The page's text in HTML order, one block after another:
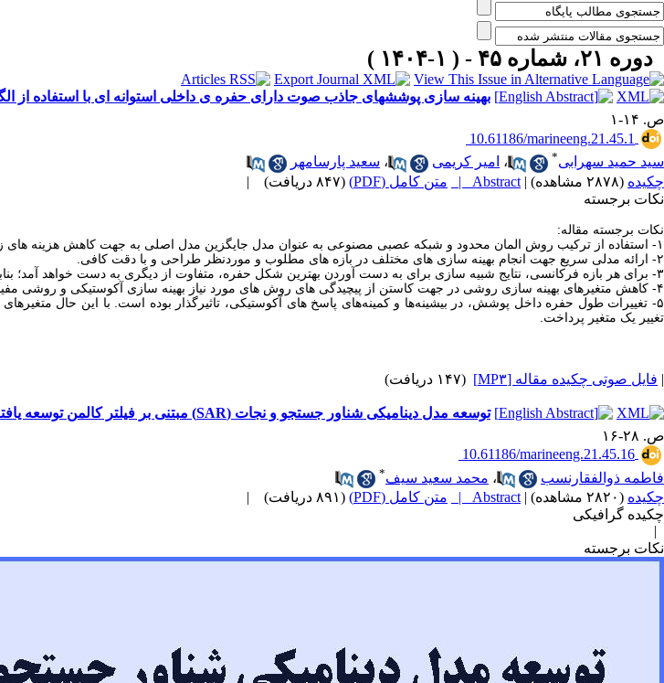
دوره ۲۱، شماره ۴۵ - ( ۱-۱۴۰۴ )
بهینه سازی پوششهای جاذب صوت دارای حفره ی داخلی استوانه ای با استفاده از
ص. ۱۴-۱
‎ 10.61186/marineeng.21.45.1
سید حمید سهرابی* ، امیر کریمی ، سعید پارسامهر
چکیده (۲۸۷۸ مشاهده) |
Abstract | متن کامل (PDF) (۸۴۷ دریافت)
|
نکات برجسته
نکات برجسته مقاله:
۱- استفاده از ترکیب روش المان محدود و شبکه عصبی مصنوعی به عنوان مدل جایگزین مدل اصلی به جهت کاهش هزینه ­های زمانی و محاسباتی با حفظ دقت لازم.
۲- ارائه مدلی سریع جهت انجام بهینه ­سازی­ های مختلف در بازه­ های مطلوب و موردنظر طراحی و با دقت کافی.
۳- برای هر بازه فرکانسی، نتایج شبیه­ سازی برای به دست آوردن بهترین شکل حفره، متفاوت از دیگری به دست خواهد آمد؛ بنابراین تعیین بازه طراحی هدف بسیار اهمیت دارد.
۴- کاهش متغیرهای بهینه ­سازی روشی در جهت کاستن از پیچیدگی ­های روش های مورد نیاز بهینه ­سازی آکوستیکی و روشی مفید در به دست آوردن یک نتیجه ملموس و قابل اجرا است.
۵- تغییرات طول حفره داخل پوشش، در بیشینه‌ها و کمینه‌های پاسخ ­های آکوستیکی، تاثیرگذار بوده است. با این حال
تغییر یک متغیر پرداخت.
| فایل صوتی چکیده مقاله [MP۳] (۱۴۷ دریافت)
توسعه مدل دینامیکی شناور جستجو و نجات (SAR) مبتنی بر فیلتر کالمن توسعه یافته (EKF)جهت تخمین وضعیت دقیق مانور شناور
ص. ۲۸-۱۶
‎ 10.61186/marineeng.21.45.16
فاطمه ذوالفقارنسب
، محمد سعید سیف*
چکیده (۲۸۲۰ مشاهده) |
Abstract | متن کامل (PDF) (۸۹۱ دریافت)
|
چکیده گرافیکی
|
نکات برجسته